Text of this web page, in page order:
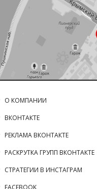
О КОМПАНИИ
ВКОНТАКТЕ
РЕКЛАМА ВКОНТАКТЕ
РАСКРУТКА ГРУПП ВКОНТАКТЕ
СТРАТЕГИИ В ИНСТАГРАМ
FACEBOOK